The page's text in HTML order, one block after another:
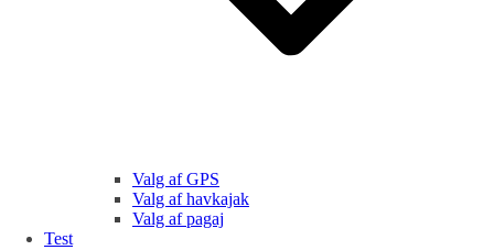
Valg af GPS
Valg af havkajak
Valg af pagaj
Test